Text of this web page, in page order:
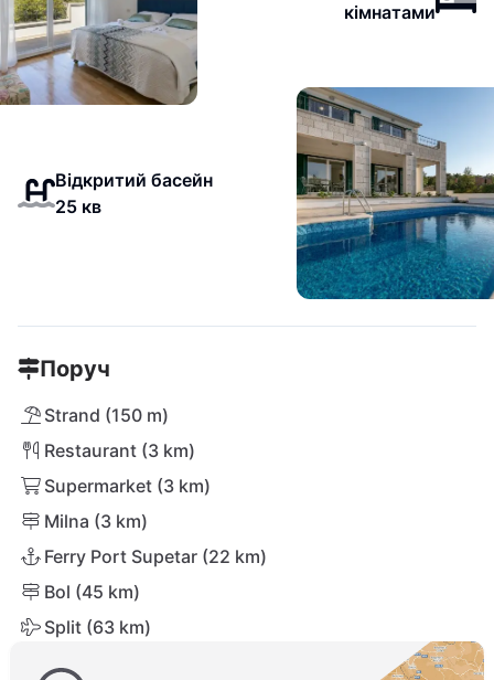
кімнатами
Відкритий басейн
25 кв
Поруч
Strand (150 m)
Restaurant (3 km)
Supermarket (3 km)
Milna (3 km)
Ferry Port Supetar (22 km)
Bol (45 km)
Split (63 km)